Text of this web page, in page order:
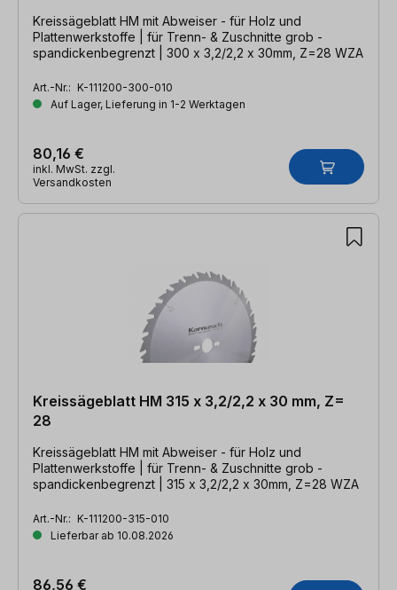
Kreissägeblatt HM mit Abweiser - für Holz und
Plattenwerkstoffe | für Trenn- & Zuschnitte grob -
spandickenbegrenzt | 300 x 3,2/2,2 x 30mm, Z=28 WZA
Art.-Nr.: K-111200-300-010
Auf Lager, Lieferung in 1-2 Werktagen
80,16 €
inkl. MwSt. zzgl.
Versandkosten
Kreissägeblatt HM 315 x 3,2/2,2 x 30 mm, Z=
28
Kreissägeblatt HM mit Abweiser - für Holz und
Plattenwerkstoffe | für Trenn- & Zuschnitte grob -
spandickenbegrenzt | 315 x 3,2/2,2 x 30mm, Z=28 WZA
Art.-Nr.: K-111200-315-010
Lieferbar ab 10.08.2026
86,56 €